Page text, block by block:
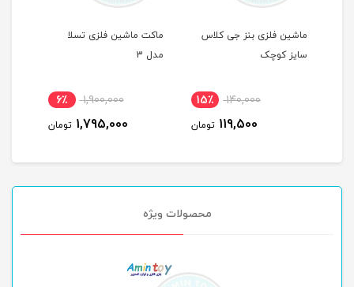
ماشین فلزی بنز جی کلاس
سایز کوچک
140,000 15٪
119,500 تومان
ماکت ماشین فلزی تسلا
مدل 3
1,900,000 6٪
1,795,000 تومان
محصولات ویژه